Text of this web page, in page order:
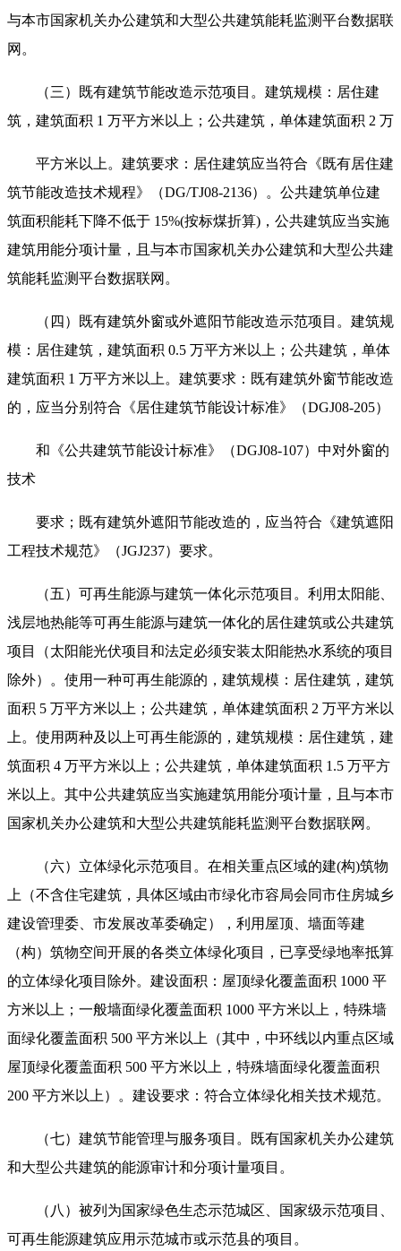
与本市国家机关办公建筑和大型公共建筑能耗监测平台数据联
网。
（三）既有建筑节能改造示范项目。建筑规模：居住建
筑，建筑面积 1 万平方米以上；公共建筑，单体建筑面积 2 万
平方米以上。建筑要求：居住建筑应当符合《既有居住建
筑节能改造技术规程》（DG/TJ08-2136）。公共建筑单位建
筑面积能耗下降不低于 15%(按标煤折算)，公共建筑应当实施
建筑用能分项计量，且与本市国家机关办公建筑和大型公共建
筑能耗监测平台数据联网。
（四）既有建筑外窗或外遮阳节能改造示范项目。建筑规
模：居住建筑，建筑面积 0.5 万平方米以上；公共建筑，单体
建筑面积 1 万平方米以上。建筑要求：既有建筑外窗节能改造
的，应当分别符合《居住建筑节能设计标准》（DGJ08-205）
和《公共建筑节能设计标准》（DGJ08-107）中对外窗的
技术
要求；既有建筑外遮阳节能改造的，应当符合《建筑遮阳
工程技术规范》（JGJ237）要求。
（五）可再生能源与建筑一体化示范项目。利用太阳能、
浅层地热能等可再生能源与建筑一体化的居住建筑或公共建筑
项目（太阳能光伏项目和法定必须安装太阳能热水系统的项目
除外）。使用一种可再生能源的，建筑规模：居住建筑，建筑
面积 5 万平方米以上；公共建筑，单体建筑面积 2 万平方米以
上。使用两种及以上可再生能源的，建筑规模：居住建筑，建
筑面积 4 万平方米以上；公共建筑，单体建筑面积 1.5 万平方
米以上。其中公共建筑应当实施建筑用能分项计量，且与本市
国家机关办公建筑和大型公共建筑能耗监测平台数据联网。
（六）立体绿化示范项目。在相关重点区域的建(构)筑物
上（不含住宅建筑，具体区域由市绿化市容局会同市住房城乡
建设管理委、市发展改革委确定），利用屋顶、墙面等建
（构）筑物空间开展的各类立体绿化项目，已享受绿地率抵算
的立体绿化项目除外。建设面积：屋顶绿化覆盖面积 1000 平
方米以上；一般墙面绿化覆盖面积 1000 平方米以上，特殊墙
面绿化覆盖面积 500 平方米以上（其中，中环线以内重点区域
屋顶绿化覆盖面积 500 平方米以上，特殊墙面绿化覆盖面积
200 平方米以上）。建设要求：符合立体绿化相关技术规范。
（七）建筑节能管理与服务项目。既有国家机关办公建筑
和大型公共建筑的能源审计和分项计量项目。
（八）被列为国家绿色生态示范城区、国家级示范项目、
可再生能源建筑应用示范城市或示范县的项目。